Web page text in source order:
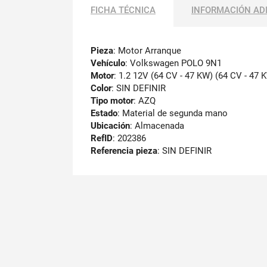
FICHA TÉCNICA INFORMACIÓN
Pieza: Motor Arranque
Vehículo: Volkswagen POLO 9N1
Motor: 1.2 12V (64 CV - 47 KW) (64 CV - 47
Color: SIN DEFINIR
Tipo motor: AZQ
Estado: Material de segunda mano
Ubicación: Almacenada
RefID: 202386
Referencia pieza: SIN DEFINIR